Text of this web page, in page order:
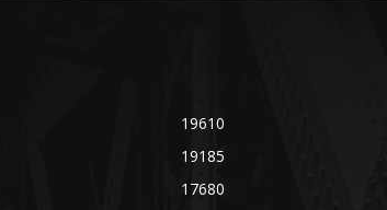
19610
19185
17680